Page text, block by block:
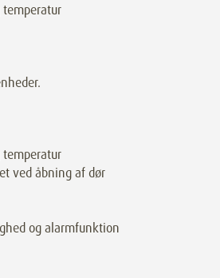
ved åbning af dør
og alarmfunktion